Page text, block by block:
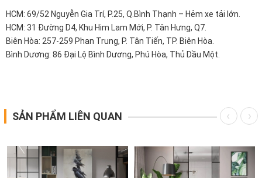
HCM: 69/52 Nguyễn Gia Trí, P.25, Q.Bình Thạnh – Hẻm xe tải lớn.
HCM: 31 Đường D4, Khu Him Lam Mới, P. Tân Hưng, Q7.
Biên Hòa: 257-259 Phan Trung, P. Tân Tiến, TP. Biên Hòa.
Bình Dương: 86 Đại Lộ Bình Dương, Phú Hòa, Thủ Dầu Một.
SẢN PHẨM LIÊN QUAN